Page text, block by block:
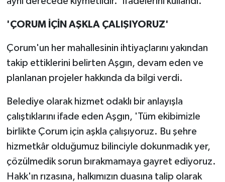
'ÇORUM İÇİN AŞKLA ÇALIŞIYORUZ'
Çorum'un her mahallesinin ihtiyaçlarını yakından
takip ettiklerini belirten Aşgın, devam eden ve
planlanan projeler hakkında da bilgi verdi.
Belediye olarak hizmet odaklı bir anlayışla
çalıştıklarını ifade eden Aşgın, 'Tüm ekibimizle
birlikte Çorum için aşkla çalışıyoruz. Bu şehre
hizmetkâr olduğumuz bilinciyle dokunmadık yer,
çözülmedik sorun bırakmamaya gayret ediyoruz.
Hakk'ın rızasına, halkımızın duasına talip olarak